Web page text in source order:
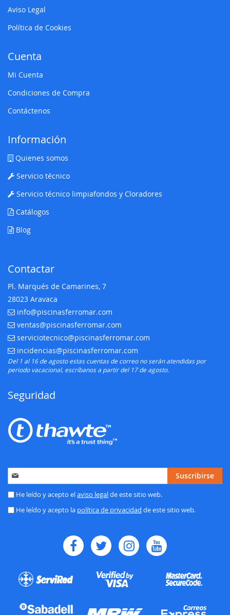
Aviso Legal
Política de Cookies
Cuenta
Mi Cuenta
Condiciones de Compra
Contáctenos
Información
Quienes somos
Servicio técnico
Servicio técnico limpiafondos y Cloradores
Catálogos
Blog
Contactar
Pl. Marqués de Camarines, 7
28023 Aravaca
E-mail:
info@piscinasferromar.com
E-mail:
ventas@piscinasferromar.com
E-mail:
serviciotecnico@piscinasferromar.com
E-mail:
incidencias@piscinasferromar.com
Del 1 al 16 de agosto estas cuentas de correo no serán atendidas por
periodo vacacional, escríbanos a partir del 17 de agosto.
Seguridad
Inscríbase
a
nuestro
de
Suscribirse
He leído y acepto elaviso legalde este sitio web.
He leído y acepto la política de privacidad de este sitio web.